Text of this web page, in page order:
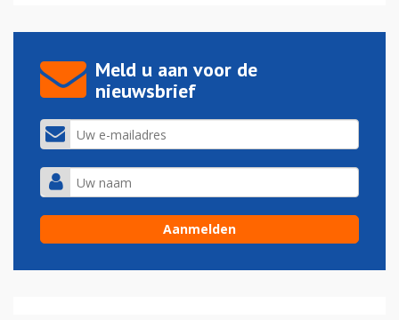
Meld u aan voor de
nieuwsbrief